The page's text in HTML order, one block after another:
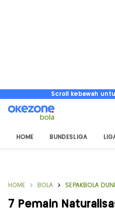
Scroll kebawah
HOME BUNDESLIGA
HOME BOLA SEPAKBOLA
7 Pemain